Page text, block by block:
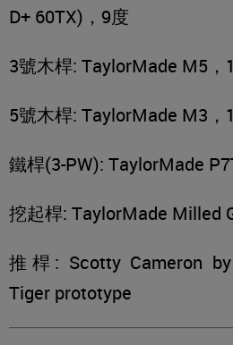
D+ 60TX)，9度
3號木桿: TaylorMade M5，
5號木桿: TaylorMade M3，
鐵桿(3-PW): TaylorMade
挖起桿: TaylorMade Milled
推桿: Scotty Cameron
Tiger prototype